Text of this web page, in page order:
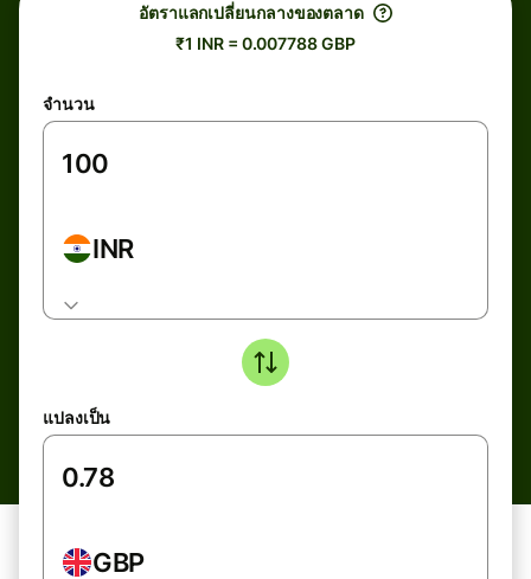
อัตราแลกเปลี่ยนกลางของตลาด
₹1 INR = 0.007788 GBP
จำนวน
INR
แปลงเป็น
GBP